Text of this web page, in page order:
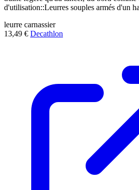
d'utilisation::Leurres souples armés d'un
leurre carnassier
13,49 € Decathlon